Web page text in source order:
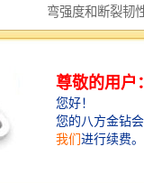
弯强度和断裂韧
磨损量大,在使用
问题,较高的生
由此,国内外众
高强度、高韧性